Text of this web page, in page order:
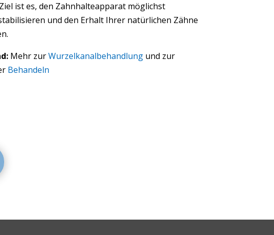
ist es, den Zahnhalteapparat möglichst
und den Erhalt Ihrer natürlichen Zähne
Mehr zurWurzelkanalbehandlungund zur
Behandeln